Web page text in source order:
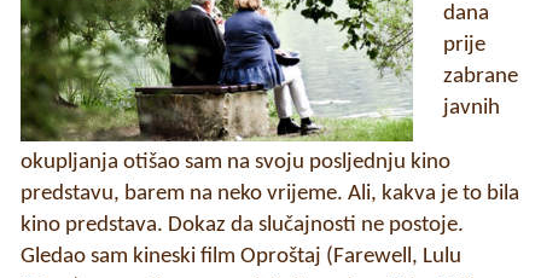
dana
prije
zabrane
javnih
okupljanja otišao sam na svoju posljednju kino
predstavu, barem na neko vrijeme. Ali, kakva je to bila
kino predstava. Dokaz da slučajnosti ne postoje.
Gledao sam kineski film Oproštaj (Farewell, Lulu